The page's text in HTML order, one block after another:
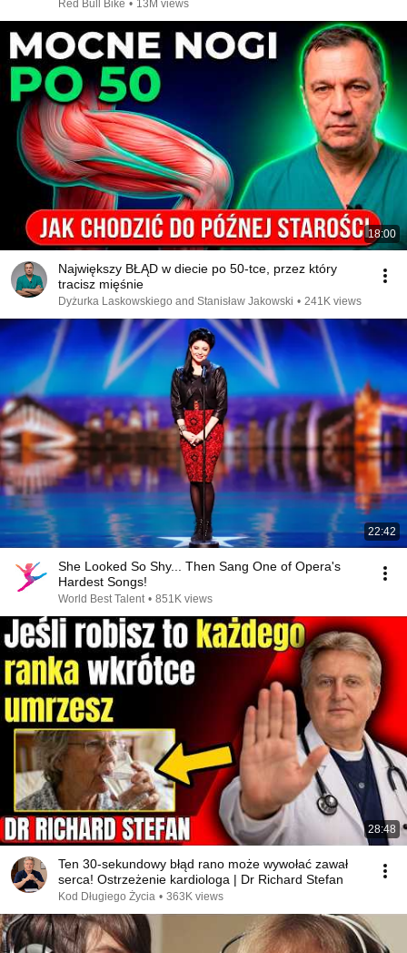
Red Bull Bike • 13M views
18:00
Największy BŁĄD w diecie po 50-tce, przez który
tracisz mięśnie
Dyżurka Laskowskiego and Stanisław Jakowski • 241K views
22:42
She Looked So Shy... Then Sang One of Opera's
Hardest Songs!
World Best Talent • 851K views
28:48
Ten 30-sekundowy błąd rano może wywołać zawał
serca! Ostrzeżenie kardiologa | Dr Richard Stefan
Kod Długiego Życia • 363K views